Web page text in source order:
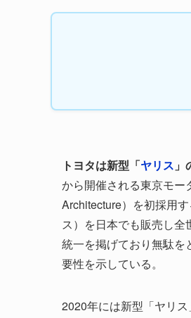
トヨタは新型「ヤリス
から開催される東京モー
Architecture）を初採用
ス）を日本でも販売し
統一を掲げており無駄を
要性を示している。
2020年には新型「ヤリ